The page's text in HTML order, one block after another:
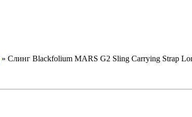
» Слинг Blackfolium MARS G2 Sling Carrying Strap